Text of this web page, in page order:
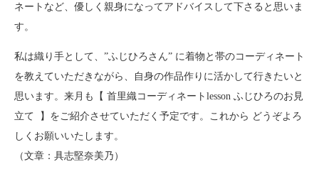
ネートなど、優しく親身になってアドバイスして下さると思いま
す。
私は織り手として、”ふじひろさん” に着物と帯のコーディネート
を教えていただきながら、自身の作品作りに活かして行きたいと
思います。来月も【 首里織コーディネートlesson ふじひろのお見
立て 】をご紹介させていただく予定です。これから どうぞよろ
しくお願いいたします。
（文章：具志堅奈美乃）